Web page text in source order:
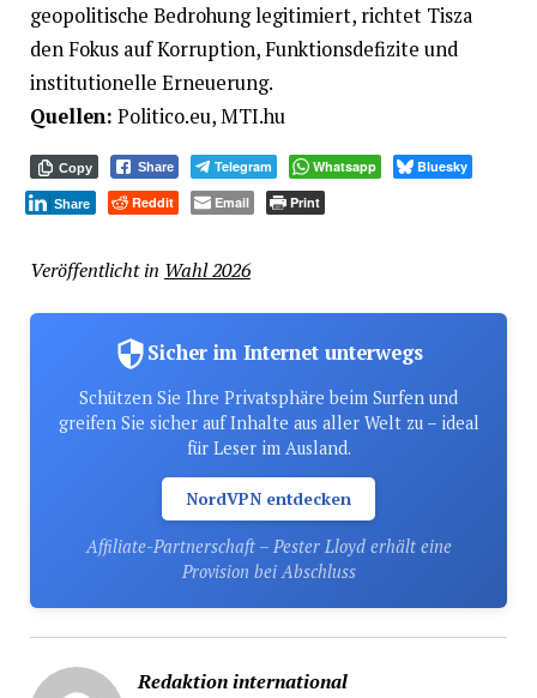
geopolitische Bedrohung legitimiert, richtet Tisza
den Fokus auf Korruption, Funktionsdefizite und
institutionelle Erneuerung.
Quellen: Politico.eu, MTI.hu
Copy Share Telegram Whatsapp Bluesky
Share Reddit Email Print
Veröffentlicht in Wahl 2026
Sicher im Internet unterwegs
Schützen Sie Ihre Privatsphäre beim Surfen und
greifen Sie sicher auf Inhalte aus aller Welt zu – ideal
für Leser im Ausland.
NordVPN entdecken
Affiliate-Partnerschaft – Pester Lloyd erhält eine
Provision bei Abschluss
Redaktion international